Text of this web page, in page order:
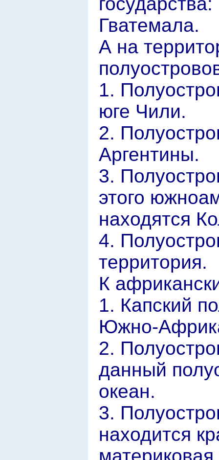
Гватемала.
А на
1.
юге Чили.
2.
Аргентины.
3.
этого
находятся
4.
территория.
К
1. Капский
Южно-
2.
данный
океан.
3.
находится